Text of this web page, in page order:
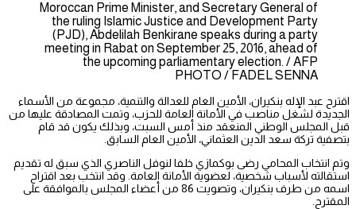
Moroccan Prime Minister, and Secretary General of
the ruling Islamic Justice and Development Party
(PJD), Abdelilah Benkirane speaks during a party
meeting in Rabat on September 25, 2016, ahead of
the upcoming parliamentary election. / AFP
PHOTO / FADEL SENNA
اقترح عبد الإله بنكيران، الأمين العام للعدالة والتنمية، مجموعة من الأسماء
الجديدة لشغل مناصب في الأمانة العامة للحزب، وتمت المصادقة عليها من
قبل المجلس الوطني المنعقد منذ أمس السبت، وبذلك يكون قد قام
بتصفية تركة سعد الدين العثماني، الأمين العام السابق.
وتم انتخاب المحامي رضى بوكمازي خلفا لنوفل الناصري الذي سبق له تقديم
استقالته لأسباب شخصية، لعضوية الأمانة العامة. وقد انتخب بعد اقتراح
اسمه من طرف بنكيران، وتصويت 86 من أعضاء المجلس بالموافقة على
المقترح.